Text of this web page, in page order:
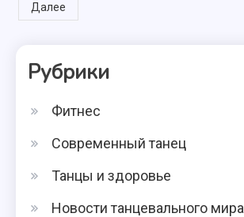
поДалее
Рубрики
Фитнес
Современный танец
Танцы и здоровье
Новости танцевального мира